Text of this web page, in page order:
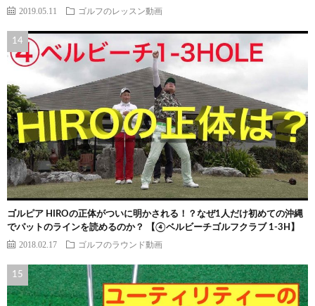
2019.05.11 ゴルフのレッスン動画
ゴルピア HIROの正体がついに明かされる！？なぜ1人だけ初めての沖縄
でパットのラインを読めるのか？ 【④ベルビーチゴルフクラブ 1-3H】
2018.02.17 ゴルフのラウンド動画